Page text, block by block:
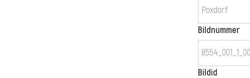
Bildnummer
Bildid